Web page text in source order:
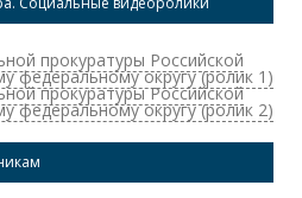
прокуратуры Российской
федеральному округу (ролик 1)
прокуратуры Российской
федеральному округу (ролик 2)